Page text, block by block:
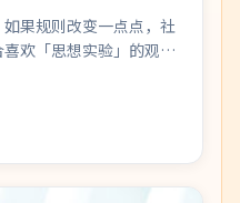
果规则改变一点点，社
欢「思想实验」的观